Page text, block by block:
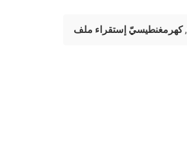
,كهرمغنطيسيّ إستقراء ملف